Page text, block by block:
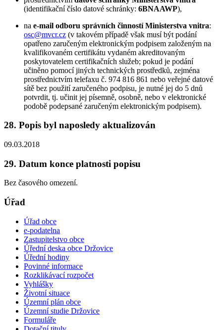
(identifikační číslo datové schránky: 6BNAAWP),
na e-mail odboru správních činností Ministerstva vnitra:
osc@mvcr.cz (v takovém případě však musí být podání
opatřeno zaručeným elektronickým podpisem založeným na
kvalifikovaném certifikátu vydaném akreditovaným
poskytovatelem certifikačních služeb; pokud je podání
učiněno pomocí jiných technických prostředků, zejména
prostřednictvím telefaxu č. 974 816 861 nebo veřejné datové
sítě bez použití zaručeného podpisu, je nutné jej do 5 dnů
potvrdit, tj. učinit jej písemně, osobně, nebo v elektronické
podobě podepsané zaručeným elektronickým podpisem).
28. Popis byl naposledy aktualizován
09.03.2018
29. Datum konce platnosti popisu
Bez časového omezení.
Úřad
Úřad obce
e-podatelna
Zastupitelstvo obce
Úřední deska obce Držovice
Úřední hodiny
Povinné informace
Rozklikávací rozpočet
Vyhlášky
Životní situace
Územní plán obce
Územní studie Držovice
Formuláře